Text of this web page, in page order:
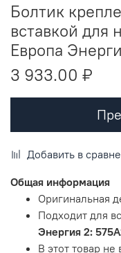
Болтик
вставкой для
Европа
3 933.00 ₽
Добавить в
Общая информация
Оригинальная
Подходит для
Энергия 2:
В этот товар не